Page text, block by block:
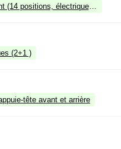
(14 positions, électriques) avec
(2+1 )
tête avant et arrière